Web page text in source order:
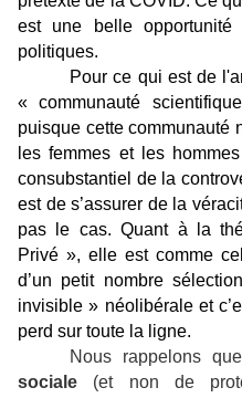
est une belle
politiques.
Pour ce qui est de
« communauté
puisque cette communauté
les femmes et les
consubstantiel de la
est de s’assurer de la
pas le cas. Quant à la
Privé », elle est comme
d’un petit nombre
invisible » néolibérale et
perd sur toute la ligne.
Nous rappelons
sociale (et non de